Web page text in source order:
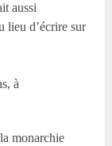
aussi
lieu d’écrire sur
à
monarchie